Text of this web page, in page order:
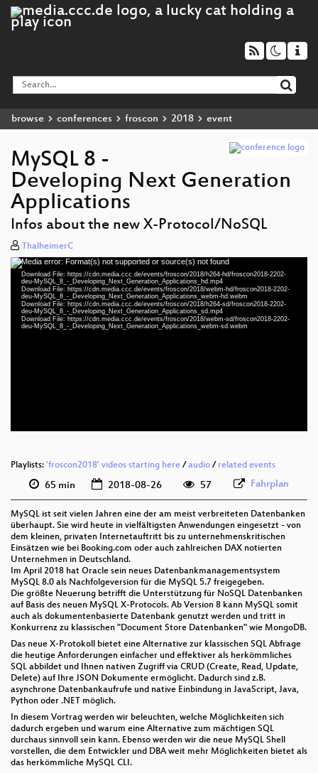
browse conferences froscon 2018 event
MySQL 8 -
Developing Next Generation
Applications
Infos about the new X-Protocol/NoSQL
ThalheimerC
Video
Player
Media error: Format(s) not supported or source(s) not found
Download File: https://cdn.media.ccc.de/events/froscon/2018/h264-hd/froscon2018-2202-
deu-MySQL_8_-_Developing_Next_Generation_Applications_hd.mp4
Download File: https://cdn.media.ccc.de/events/froscon/2018/webm-hd/froscon2018-2202-
deu-MySQL_8_-_Developing_Next_Generation_Applications_webm-hd.webm
Download File: https://cdn.media.ccc.de/events/froscon/2018/h264-sd/froscon2018-2202-
deu-MySQL_8_-_Developing_Next_Generation_Applications_sd.mp4
Download File: https://cdn.media.ccc.de/events/froscon/2018/webm-sd/froscon2018-2202-
deu-MySQL_8_-_Developing_Next_Generation_Applications_webm-sd.webm
deu 1080p (mp4)
Playlists: 'froscon2018' videos starting here /audio / related events
65 min 2018-08-26 57 Fahrplan
MySQL ist seit vielen Jahren eine der am meist verbreiteten Datenbanken
überhaupt. Sie wird heute in vielfältigsten Anwendungen eingesetzt - von
dem kleinen, privaten Internetauftritt bis zu unternehmenskritischen
Einsätzen wie bei Booking.com oder auch zahlreichen DAX notierten
Unternehmen in Deutschland.
Im April 2018 hat Oracle sein neues Datenbankmanagementsystem
MySQL 8.0 als Nachfolgeversion für die MySQL 5.7 freigegeben.
Die größte Neuerung betrifft die Unterstützung für NoSQL Datenbanken
auf Basis des neuen MySQL X-Protocols. Ab Version 8 kann MySQL somit
auch als dokumentenbasierte Datenbank genutzt werden und tritt in
Konkurrenz zu klassischen "Document Store Datenbanken" wie MongoDB.
Das neue X-Protokoll bietet eine Alternative zur klassischen SQL Abfrage
die heutige Anforderungen einfacher und effektiver als herkömmliches
SQL abbildet und Ihnen nativen Zugriff via CRUD (Create, Read, Update,
Delete) auf Ihre JSON Dokumente ermöglicht. Dadurch sind z.B.
asynchrone Datenbankaufrufe und native Einbindung in JavaScript, Java,
Python oder .NET möglich.
In diesem Vortrag werden wir beleuchten, welche Möglichkeiten sich
dadurch ergeben und warum eine Alternative zum mächtigen SQL
durchaus sinnvoll sein kann. Ebenso werden wir die neue MySQL Shell
vorstellen, die dem Entwickler und DBA weit mehr Möglichkeiten bietet als
das herkömmliche MySQL CLI.